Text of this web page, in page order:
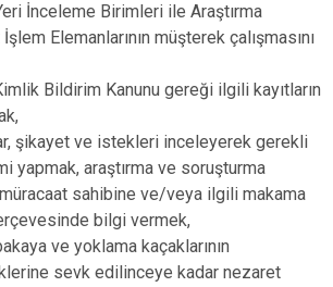
İnceleme Birimleri ile Araştırma
Elemanlarının müşterek çalışmasını
Bildirim Kanunu gereği ilgili kayıtların
şikayet ve istekleri inceleyerek gerekli
yapmak, araştırma ve soruşturma
müracaat sahibine ve/veya ilgili makama
bilgi vermek,
ve yoklama kaçaklarının
sevk edilinceye kadar nezaret